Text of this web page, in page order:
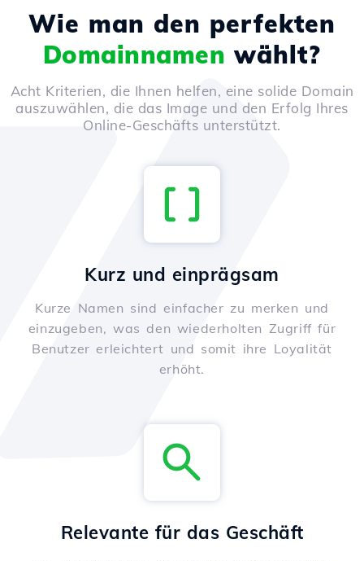
Wie man den perfekten
Domainnamen wählt?
Acht Kriterien, die Ihnen helfen, eine solide Domain
auszuwählen, die das Image und den Erfolg Ihres
Online-Geschäfts unterstützt.
Kurz und einprägsam
Kurze Namen sind einfacher zu merken und
einzugeben, was den wiederholten Zugriff für
Benutzer erleichtert und somit ihre Loyalität
erhöht.
Relevante für das Geschäft